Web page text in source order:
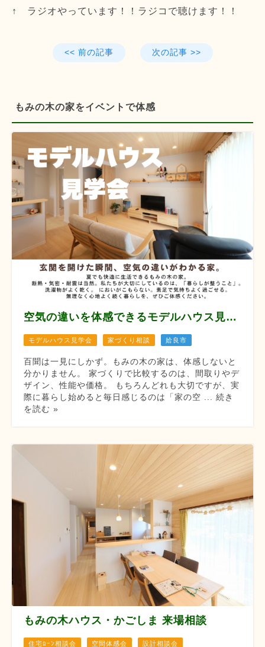
↑ ラジオやっています！！ラジコで聴けます！！
<< 前の記事 次の記事 >>
もみの木の家をイベントで体感
空気の違いを体感できるモデルハウス見学会 【8月12/13/14/22/23/29/30】
モデルハウス見学会 家づくり相談 姶良市
百聞は一見にしかず。もみの木の家は、体感しないと
分かりません。 家づくりで比較するのは、間取りやデ
ザイン、性能や価格。 もちろんどれも大切ですが、実
際に暮らし始めると毎日感じるのは「家の空 ... 続き
を読む »
もみの木ハウス・かごしま 来場相談
住宅ﾛｰﾝ相談会 空間体感会 設計相談会